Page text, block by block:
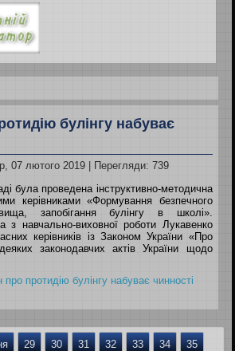
булінгу набуває
07 лютого 2019 | Перегляди: 739
була проведена інструктивно-методична
керівниками «Формування безпечного
запобігання булінгу в школі».
з навчально-виховної роботи Лукавенко
керівників із Законом України «Про
законодавчих актів України щодо
протидію булінгу набуває чинності
29 30 31 32 33 34 35